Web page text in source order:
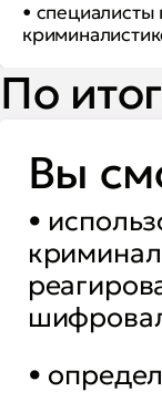
•
По
Вы
•
•